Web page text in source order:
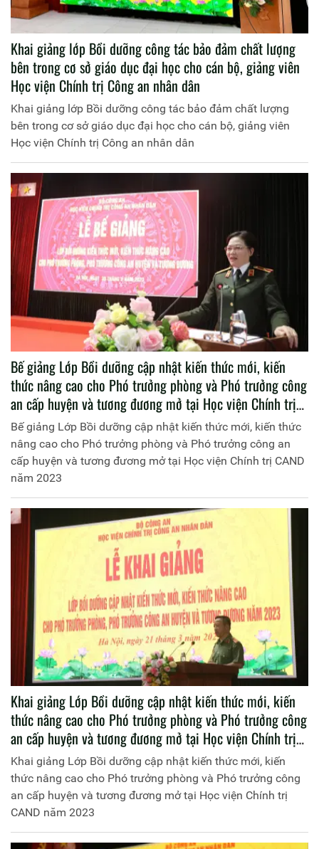
Khai giảng lớp Bồi dưỡng công tác bảo đảm chất lượng
bên trong cơ sở giáo dục đại học cho cán bộ, giảng viên
Học viện Chính trị Công an nhân dân
Khai giảng lớp Bồi dưỡng công tác bảo đảm chất lượng
bên trong cơ sở giáo dục đại học cho cán bộ, giảng viên
Học viện Chính trị Công an nhân dân
Bế giảng Lớp Bồi dưỡng cập nhật kiến thức mới, kiến
thức nâng cao cho Phó trưởng phòng và Phó trưởng công
an cấp huyện và tương đương mở tại Học viện Chính trị
CAND năm 2023
Bế giảng Lớp Bồi dưỡng cập nhật kiến thức mới, kiến thức
nâng cao cho Phó trưởng phòng và Phó trưởng công an
cấp huyện và tương đương mở tại Học viện Chính trị CAND
năm 2023
Khai giảng Lớp Bồi dưỡng cập nhật kiến thức mới, kiến
thức nâng cao cho Phó trưởng phòng và Phó trưởng công
an cấp huyện và tương đương mở tại Học viện Chính trị
CAND năm 2023
Khai giảng Lớp Bồi dưỡng cập nhật kiến thức mới, kiến
thức nâng cao cho Phó trưởng phòng và Phó trưởng công
an cấp huyện và tương đương mở tại Học viện Chính trị
CAND năm 2023